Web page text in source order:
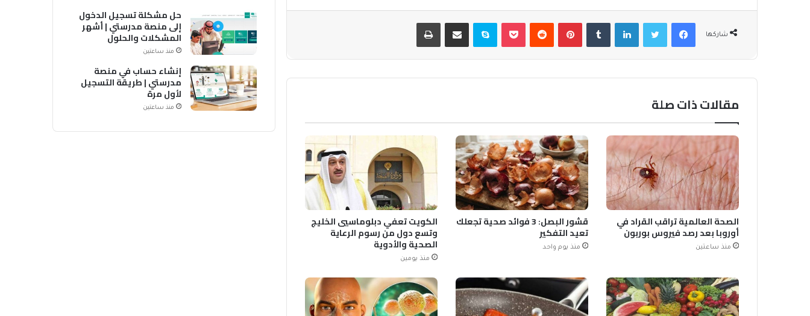
شاركها
فيسبوكتويتر لينكدإن بينتيريست بوكيت سكايب مشاركة عبر البريد طباعة
مقالات ذات صلة
الصحة العالمية تراقب القراد في
أوروبا بعد رصد فيروس بوربون
منذ ساعتين
قشور البصل: 3 فوائد صحية تجعلك
تعيد التفكير
منذ يوم واحد
الكويت تعفي دبلوماسيي الخليج
وتسع دول من رسوم الرعاية
الصحية والأدوية
منذ يومين
حل مشكلة تسجيل الدخول
إلى منصة مدرستي | أشهر
المشكلات والحلول
منذ ساعتين
إنشاء حساب في منصة
مدرستي | طريقة التسجيل
لأول مرة
منذ ساعتين